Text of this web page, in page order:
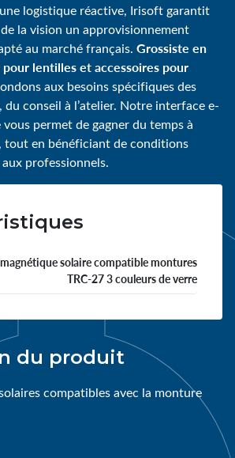
logistique réactive, Irisoft garantit
la vision un approvisionnement
au marché français. Grossiste en
lentilles et accessoires pour
aux besoins spécifiques des
du conseil à l’atelier. Notre interface e-
permet de gagner du temps à
tout en bénéficiant de conditions
professionnels.
solaire compatible montures
TRC-27 3 couleurs de verre
du produit
compatibles avec la monture